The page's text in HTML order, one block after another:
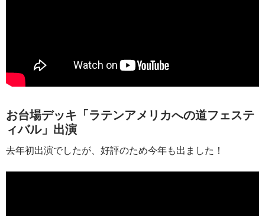
お台場デッキ「ラテンアメリカへの道フェステ
ィバル」出演
去年初出演でしたが、好評のため今年も出ました！